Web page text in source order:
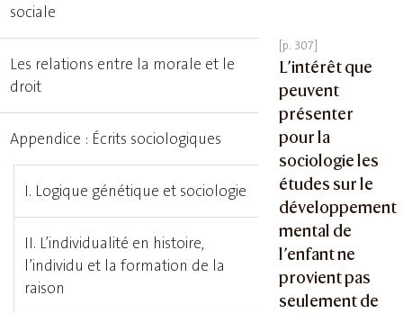
L’intérêt que
peuvent
présenter
pour la
sociologie les
études sur le
développement
mental de
l’enfant ne
provient pas
seulement de
sociale
Les relations entre la morale et le
droit
Appendice : Écrits sociologiques
I. Logique génétique et sociologie
II. L’individualité en histoire,
l’individu et la formation de la
raison